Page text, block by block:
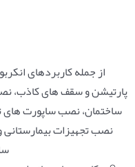
از جمله کاربردهای
پارتیشن و سقف های کاذب،
ساختمان، نصب ساپورت های
نصب تجهیزات